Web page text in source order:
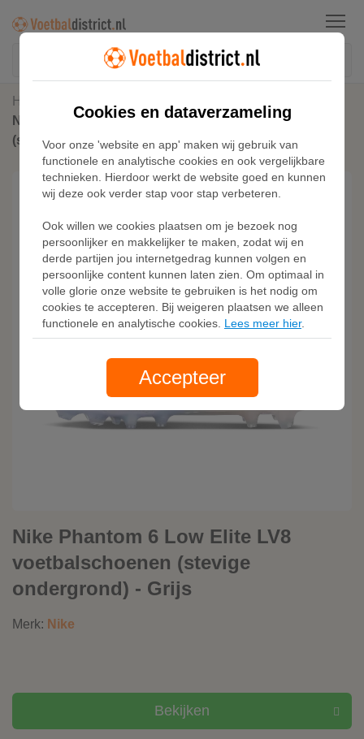
Menu
Home
Nike Phantom 6 Low Elite LV8 voetbalschoenen
(stevige ondergrond) - Grijs
Nike Phantom 6 Low Elite LV8
voetbalschoenen (stevige
ondergrond) - Grijs
Merk: Nike
Bekijken
Cookies en dataverzameling
Voor onze 'website en app' maken wij gebruik van
functionele en analytische cookies en ook vergelijkbare
technieken. Hierdoor werkt de website goed en kunnen
wij deze ook verder stap voor stap verbeteren.
Ook willen we cookies plaatsen om je bezoek nog
persoonlijker en makkelijker te maken, zodat wij en
derde partijen jou internetgedrag kunnen volgen en
persoonlijke content kunnen laten zien. Om optimaal in
volle glorie onze website te gebruiken is het nodig om
cookies te accepteren. Bij weigeren plaatsen we alleen
functionele en analytische cookies. Lees meer hier.
Accepteer